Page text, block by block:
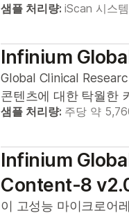
샘플 처리량: iScan 시스
Infinium
Global Clinical
콘텐츠에 대한 탁월한
샘플 처리량: 주당 약
Infinium
Content-8
이 고성능 마이크로어